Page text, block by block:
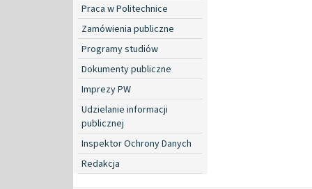
Praca w Politechnice
Zamówienia publiczne
Programy studiów
Dokumenty publiczne
Imprezy PW
Udzielanie informacji
publicznej
Inspektor Ochrony Danych
Redakcja